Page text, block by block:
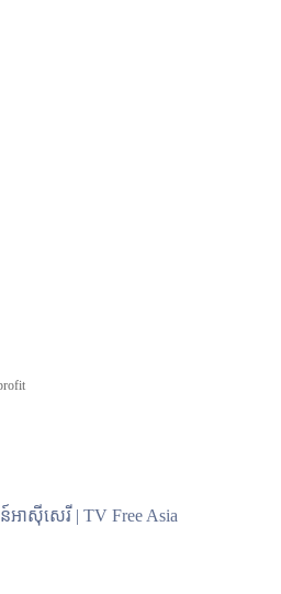
អាស៊ីសេរី | TV Free Asia